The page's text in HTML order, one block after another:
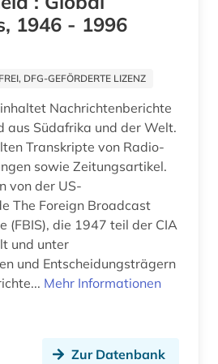
elektronisches buch (4)
elektronisches wörterbuch (1)
englisches sprachgebiet (3)
(5)
1946 - 1996
DFG-GEFÖRDERTE LIZENZ
Nachrichtenberichte
aus Südafrika und der Welt.
Transkripte von Radio-
sowie Zeitungsartikel.
von der US-
The Foreign Broadcast
(FBIS), die 1947 teil der CIA
und unter
und Entscheidungsträgern
Mehr Informationen
Zur Datenbank